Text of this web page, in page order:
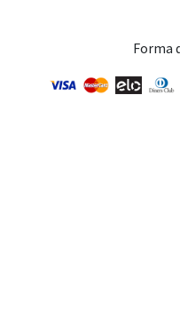
Forma